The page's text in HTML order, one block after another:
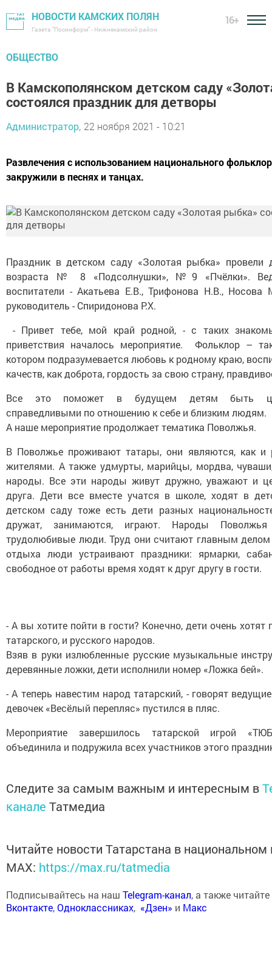
НОВОСТИ КАМСКИХ ПОЛЯН
Газета "Посинформ" - Нижнекамский район
16+
ОБЩЕСТВО
В Камскополянском детском саду
состоялся праздник для детворы
Администратор, 22 ноября 2021 - 10:21
Развлечения с использованием национального
закружили в песнях и танцах.
Праздник в детском саду «Золотая рыбка» провели
возраста № 8 «Подсолнушки», №9 «Пчёлки».
воспитатели - Акатьева Е.В., Трифонова Н.В.,
руководитель - Спиридонова Р.Х.
- Привет тебе, мой край родной, - с таких
приветствия началось мероприятие. Фольклор –
котором подразумевается любовь к родному краю,
качеств, как доброта, гордость за свою страну,
Все это поможет в будущем детям быть
справедливыми по отношению к себе и близким людям.
А наше мероприятие продолжает тематика Поволжья.
В Поволжье проживают татары, они являются, как и
жителями. А также удмурты, марийцы, мордва,
народы. Все эти народы живут дружно, уважают и
друга. Дети все вместе учатся в школе, ходят в
детском саду тоже есть дети разных
дружат, занимаются, играют. Народы
трудолюбивые люди. Труд они считают главным
отдыха люди устраивают праздники: ярмарки,
свободное от работы время ходят к друг другу в гости.
- А вы хотите пойти в гости? Конечно, дети очень хотят
татарского, и русского народов.
Взяв в руки излюбленные русские музыкальные
деревянные ложки, дети исполнили номер «Ложка бей».
- А теперь навестим народ татарский, - говорят
девочек «Весёлый перепляс» пустился в пляс.
Мероприятие завершилось татарской игрой
объединила и подружила всех участников этого
Следите за самым важным и интересным в
канале Татмедиа
Читайте новости Татарстана в
MАХ: https://max.ru/tatmedia
Подписывайтесь на наш Telegram-канал, а также
Вконтакте,Одноклассниках, «Дзен» и Макс